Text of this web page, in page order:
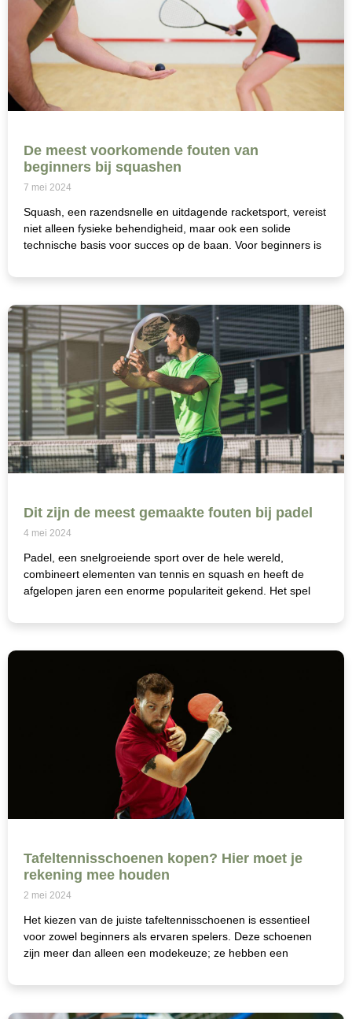
De meest voorkomende fouten van
beginners bij squashen
7 mei 2024
Squash, een razendsnelle en uitdagende racketsport, vereist
niet alleen fysieke behendigheid, maar ook een solide
technische basis voor succes op de baan. Voor beginners is
Dit zijn de meest gemaakte fouten bij padel
4 mei 2024
Padel, een snelgroeiende sport over de hele wereld,
combineert elementen van tennis en squash en heeft de
afgelopen jaren een enorme populariteit gekend. Het spel
Tafeltennisschoenen kopen? Hier moet je
rekening mee houden
2 mei 2024
Het kiezen van de juiste tafeltennisschoenen is essentieel
voor zowel beginners als ervaren spelers. Deze schoenen
zijn meer dan alleen een modekeuze; ze hebben een